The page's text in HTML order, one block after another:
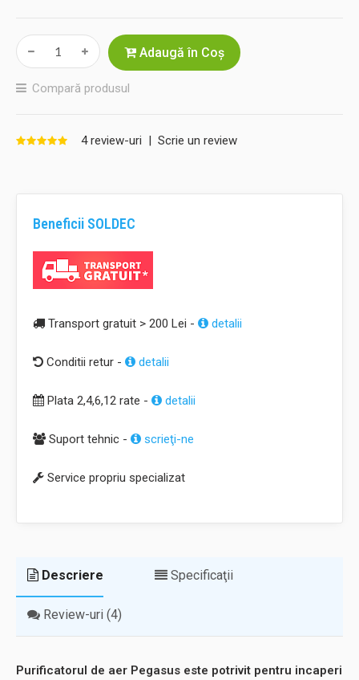
Adaugă în Coş
Compară produsul
4 review-uri | Scrie un review
Beneficii SOLDEC
Transport gratuit > 200 Lei - detalii
Conditii retur - detalii
Plata 2,4,6,12 rate - detalii
Suport tehnic - scrieţi-ne
Service propriu specializat
Descriere Specificaţii
Review-uri (4)
Purificatorul de aer Pegasus este potrivit pentru incaperi